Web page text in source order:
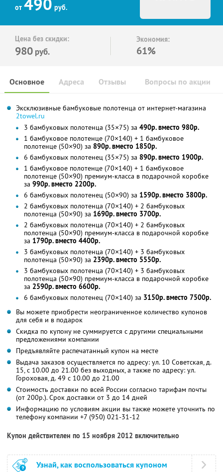
от руб.
Цена без скидки:
980 руб.
Экономия:
61%
Основное Отзывы Вопросы по акции
Адреса
Эксклюзивные бамбуковые полотенца от интернет-магазина
2towel.ru
3 бамбуковых полотенца (35×75) за 490р. вместо 980р.
1 бамбуковое полотенце (70×140) + 1 бамбуковое
полотенце (50×90) за 890р. вместо 1850р.
6 бамбуковых полотенец (35×75) за 890р. вместо 1900р.
1 бамбуковое полотенце (70×140) + 1 бамбуковое
полотенце (50×90) премиум-класса в подарочной коробке
за 990р. вместо 2200р.
6 бамбуковых полотенец (50×90) за 1590р. вместо 3800р.
2 бамбуковых полотенца (70×140) + 2 бамбуковых
полотенца (50×90) за 1690р. вместо 3700р.
2 бамбуковых полотенца (70×140) + 2 бамбуковых
полотенца (50×90) премиум-класса в подарочной коробке
за 1790р. вместо 4400р.
3 бамбуковых полотенца (70×140) + 3 бамбуковых
полотенца (50×90) за 2390р. вместо 5550р.
3 бамбуковых полотенца (70×140) + 3 бамбуковых
полотенца (50×90) премиум-класса в подарочной коробке
за 2590р. вместо 6600р.
6 бамбуковых полотенец (70×140) за 3150р. вместо 7500р.
Вы можете приобрести неограниченное количество купонов
для себя и в подарок
Скидка по купону не суммируется с другими специальными
предложениями компании
Предъявляйте распечатанный купон на месте
Выдача заказов осуществляется по адресу: ул. 10 Советская, д.
15, с 10.00 до 21.00 без выходных, а также по адресу: ул.
Гороховая, д. 49 с 10.00 до 21.00
Стоимость доставки по всей России согласно тарифам почты
(от 200р.). Срок доставки от 3 до 14 дней
Информацию по условиям акции вы также можете уточнить по
телефону компании +7 (950) 021-31-12
Купон действителен по 15 ноября 2012 включительно
Узнай, как воспользоваться купоном